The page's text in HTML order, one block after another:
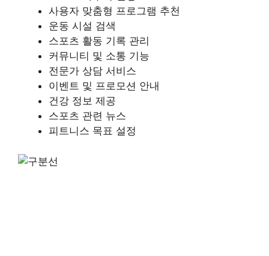
사용자 맞춤형 프로그램 추천
운동 시설 검색
스포츠 활동 기록 관리
커뮤니티 및 소통 기능
전문가 상담 서비스
이벤트 및 프로모션 안내
건강 정보 제공
스포츠 관련 뉴스
피트니스 목표 설정